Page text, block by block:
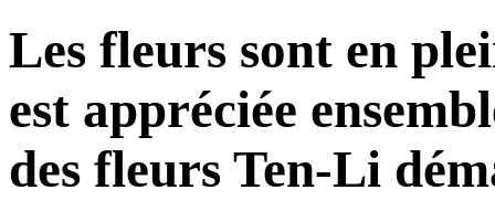
Les fleurs sont en
est appréciée
des fleurs Ten-Li